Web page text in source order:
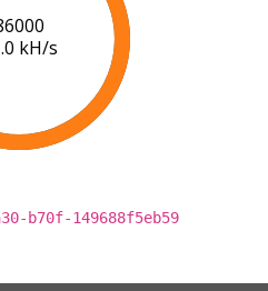
kH/s
b70f-149688f5eb59